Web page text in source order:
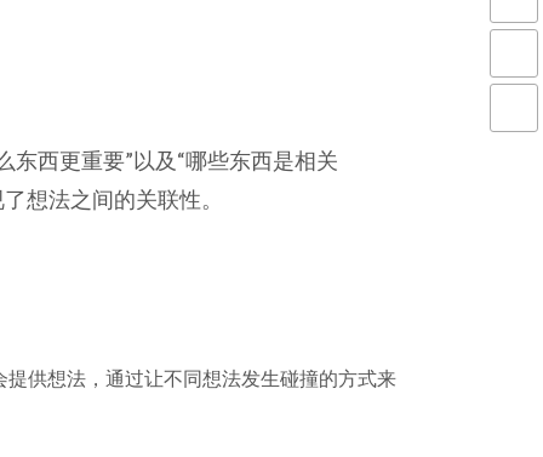
东西更重要”以及“哪些东西是相关
想法之间的关联性。
供想法，通过让不同想法发生碰撞的方式来